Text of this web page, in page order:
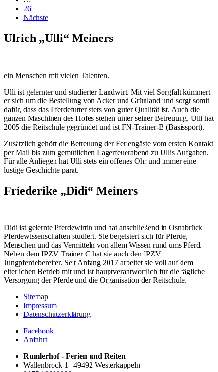
26
Nächste
Ulrich „Ulli“ Meiners
ein Menschen mit vielen Talenten.
Ulli ist gelernter und studierter Landwirt. Mit viel Sorgfalt kümmert
er sich um die Bestellung von Acker und Grünland und sorgt somit
dafür, dass das Pferdefutter stets von guter Qualität ist. Auch die
ganzen Maschinen des Hofes stehen unter seiner Betreuung. Ulli hat
2005 die Reitschule gegründet und ist FN-Trainer-B (Basissport).
Zusätzlich gehört die Betreuung der Feriengäste vom ersten Kontakt
per Mail bis zum gemütlichen Lagerfeuerabend zu Ullis Aufgaben.
Für alle Anliegen hat Ulli stets ein offenes Ohr und immer eine
lustige Geschichte parat.
Friederike „Didi“ Meiners
Didi ist gelernte Pferdewirtin und hat anschließend in Osnabrück
Pferdewissenschaften studiert. Sie begeistert sich für Pferde,
Menschen und das Vermitteln von allem Wissen rund ums Pferd.
Neben dem IPZV Trainer-C hat sie auch den IPZV
Jungpferdebereiter. Seit Anfang 2017 arbeitet sie voll auf dem
elterlichen Betrieb mit und ist hauptverantwortlich für die tägliche
Versorgung der Pferde und die Organisation der Reitschule.
Sitemap
Impressum
Datenschutzerklärung
Facebook
Anfahrt
Rumlerhof - Ferien und Reiten
Wallenbrock 1 | 49492 Westerkappeln